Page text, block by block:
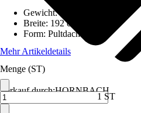
Verkauf durch:HORNBACH
Gewicht:
Breite: 192 cm
Form: Pultdach
Mehr Artikeldetails
Menge (ST)
1 ST